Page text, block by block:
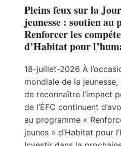
Pleins feux sur la
jeunesse : soutien au
Renforcer les
d’Habitat pour
18-juillet-2026 À
mondiale de la jeunesse,
de reconnaître l’impact
de l’ÉFC continuent
au programme «
jeunes » d’Habitat pour